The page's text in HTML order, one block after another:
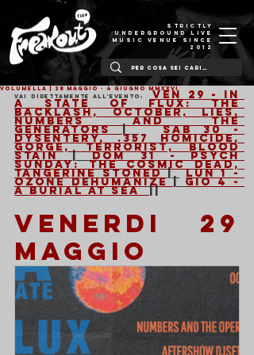
STRICTLY
UNDERGROUND LIVE
MUSIC VENUE SINCE
2012
VOLUMELLA | 28 Maggio - 4 Giugno MMXXVI
Vai direttamente all'evento:
Ven 29 - In
a state of flux: The
Backlash, October, Lies,
Numbers And The
Generators | Sab 30 -
Dysentery, .357 Homicide,
Gorge, Terrorist, Blood
Stain | Dom 31 - Psych
Sunday: The Cosmic Dead,
Tangerine Stoned | Lun 1 -
Ozone Dehumanize | Gio 4 -
A Burial At Sea ||
VENERDI 29
MAGGIO